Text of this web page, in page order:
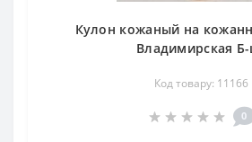
Кулон кожаный на
Владимирская Б-
Код товару: 11166
0